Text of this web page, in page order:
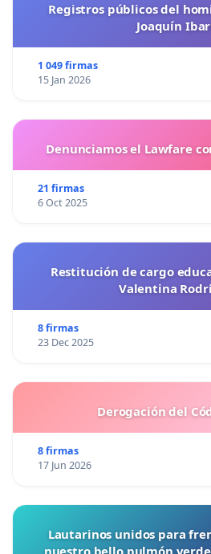
Registros públicos del
Joaquín
1 049 firmas
15 Jan 2026
Denunciamos el Lawfare
21 firmas
6 Oct 2025
Restitución de cargo
Valentina
8 firmas
23 Dec 2025
Derogación del
8 firmas
17 Jun 2026
Lautarinos unidos para